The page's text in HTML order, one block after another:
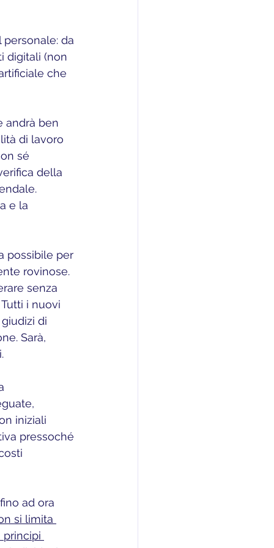
da
digitali (non
che
andrà ben
di lavoro
sé
della
e la
possibile per
rovinose.
senza
i nuovi
di
Sarà,
iniziali
pressoché
ad ora
si limita
principi